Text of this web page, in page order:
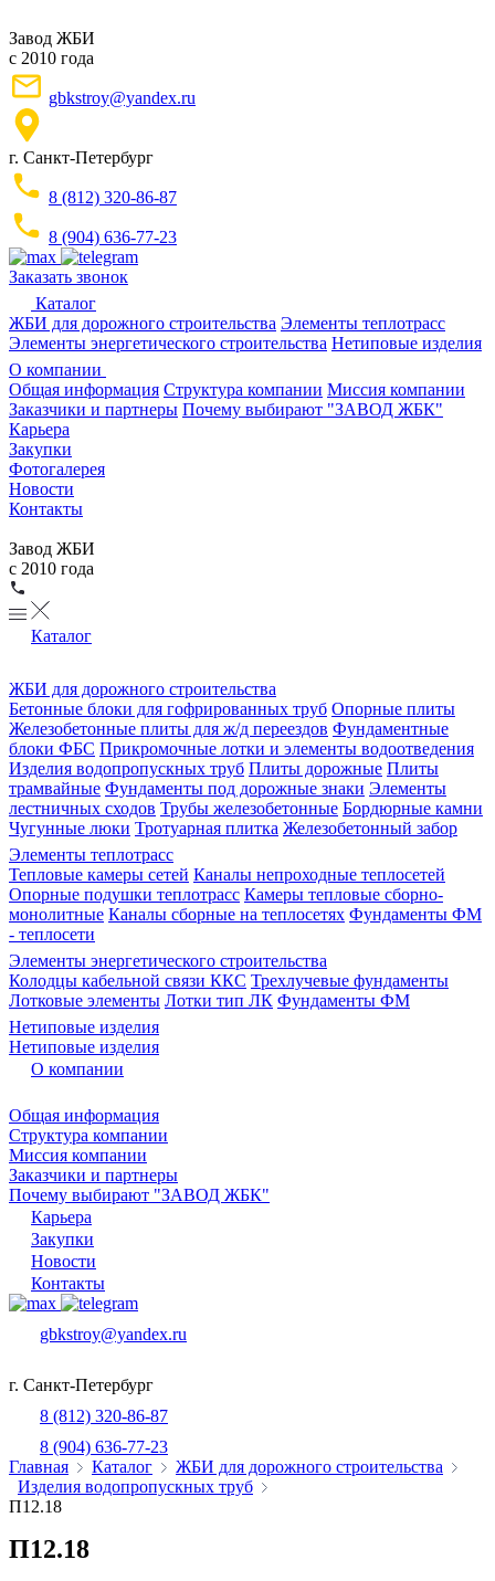
Завод ЖБИ
с 2010 года
gbkstroy@yandex.ru
г. Санкт-Петербург
8 (812) 320-86-87
8 (904) 636-77-23
Заказать звонок
Каталог
ЖБИ для дорожного строительства Элементы теплотрасс
Элементы энергетического строительства Нетиповые изделия
О компании
Общая информация Структура компании Миссия компании
Заказчики и партнеры Почему выбирают "ЗАВОД ЖБК"
Карьера
Закупки
Фотогалерея
Новости
Контакты
Завод ЖБИ
с 2010 года
Каталог
ЖБИ для дорожного строительства
Бетонные блоки для гофрированных труб Опорные плиты
Железобетонные плиты для ж/д переездов Фундаментные
блоки ФБС Прикромочные лотки и элементы водоотведения
Изделия водопропускных труб Плиты дорожные Плиты
трамвайные Фундаменты под дорожные знаки Элементы
лестничных сходов Трубы железобетонные Бордюрные камни
Чугунные люки Тротуарная плитка Железобетонный забор
Элементы теплотрасс
Тепловые камеры сетей Каналы непроходные теплосетей
Опорные подушки теплотрасс Камеры тепловые сборно-
монолитные Каналы сборные на теплосетях Фундаменты ФМ
- теплосети
Элементы энергетического строительства
Колодцы кабельной связи ККС Трехлучевые фундаменты
Лотковые элементы Лотки тип ЛК Фундаменты ФМ
Нетиповые изделия
Нетиповые изделия
О компании
Общая информация
Структура компании
Миссия компании
Заказчики и партнеры
Почему выбирают "ЗАВОД ЖБК"
Карьера
Закупки
Новости
Контакты
gbkstroy@yandex.ru
г. Санкт-Петербург
8 (812) 320-86-87
8 (904) 636-77-23
Главная
Каталог
ЖБИ для дорожного строительства
Изделия водопропускных труб
П12.18
П12.18